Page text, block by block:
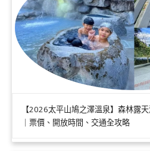
【2026太平山鳩之澤溫泉】森林露
｜票價、開放時間、交通全攻略